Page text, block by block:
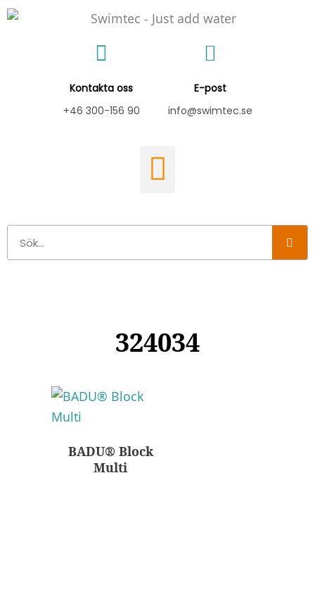
Hoppa
Kontakta oss
+46 300-156 90
E-post
info@swimtec.se
324034
BADU® Block
Multi